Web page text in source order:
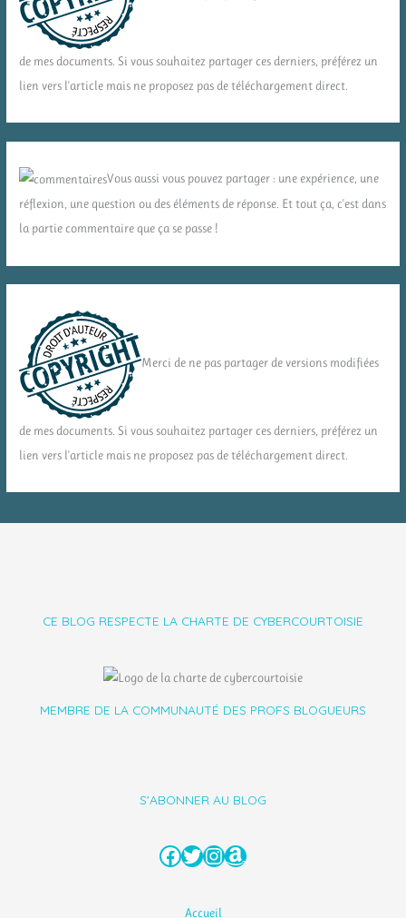
de mes documents. Si vous souhaitez partager ces derniers, préférez un
lien vers l'article mais ne proposez pas de téléchargement direct.
Vous aussi vous pouvez partager : une expérience, une
réflexion, une question ou des éléments de réponse. Et tout ça, c'est dans
la partie commentaire que ça se passe !
Merci de ne pas partager de versions modifiées
de mes documents. Si vous souhaitez partager ces derniers, préférez un
lien vers l'article mais ne proposez pas de téléchargement direct.
CE BLOG RESPECTE LA CHARTE DE CYBERCOURTOISIE
MEMBRE DE LA COMMUNAUTÉ DES PROFS BLOGUEURS
S'ABONNER AU BLOG
Facebook
Twitter
Instagram
Amazon
Accueil